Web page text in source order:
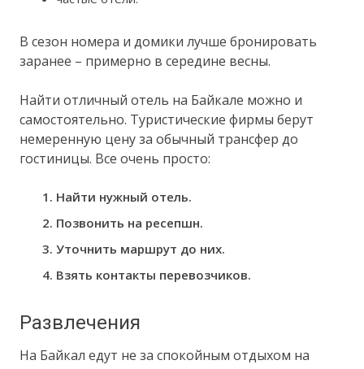
В сезон номера и домики лучше бронировать
заранее – примерно в середине весны.
Найти отличный отель на Байкале можно и
самостоятельно. Туристические фирмы берут
немеренную цену за обычный трансфер до
гостиницы. Все очень просто:
Найти нужный отель.
Позвонить на ресепшн.
Уточнить маршрут до них.
Взять контакты перевозчиков.
Развлечения
На Байкал едут не за спокойным отдыхом на